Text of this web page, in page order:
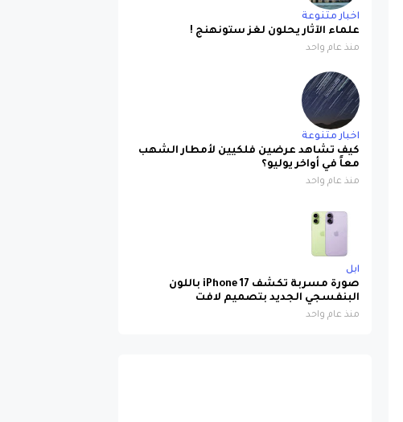
اخبار متنوعة
علماء الآثار يحلون لغز ستونهنج !
منذ عام واحد
اخبار متنوعة
كيف تشاهد عرضين فلكيين لأمطار الشهب
معاً في أواخر يوليو؟
منذ عام واحد
ابل
صورة مسربة تكشف iPhone 17 باللون
البنفسجي الجديد بتصميم لافت
منذ عام واحد